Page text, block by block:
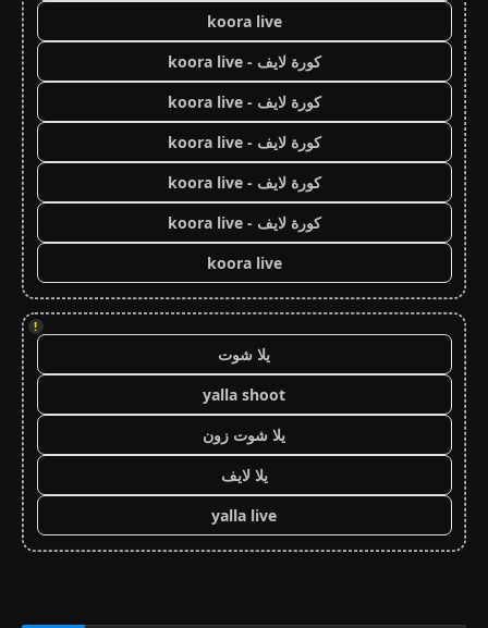
koora live
كورة لايف - koora live
كورة لايف - koora live
كورة لايف - koora live
كورة لايف - koora live
كورة لايف - koora live
koora live
!
يلا شوت
yalla shoot
يلا شوت زون
يلا لايف
yalla live